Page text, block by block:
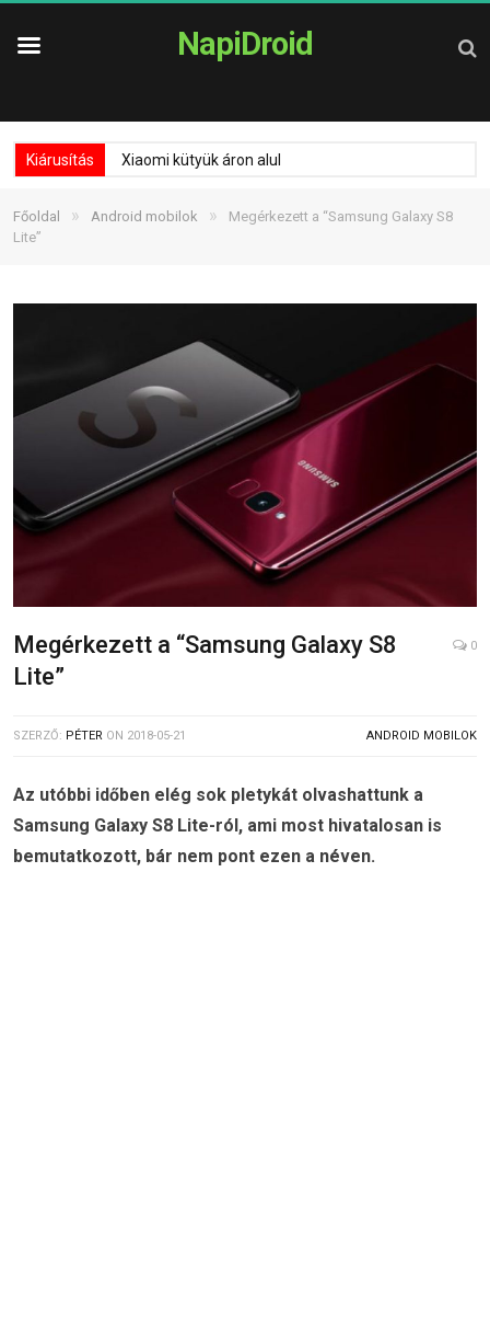
NapiDroid
Kiárusítás Xiaomi kütyük áron alul
Főoldal » Android mobilok »
Megérkezett a “Samsung Galaxy S8
Lite”
Megérkezett a “Samsung Galaxy S8
Lite”
0
SZERZŐ: PÉTER ON 2018-05-21 ANDROID MOBILOK
Az utóbbi időben elég sok pletykát olvashattunk a
Samsung Galaxy S8 Lite-ról, ami most hivatalosan is
bemutatkozott, bár nem pont ezen a néven.